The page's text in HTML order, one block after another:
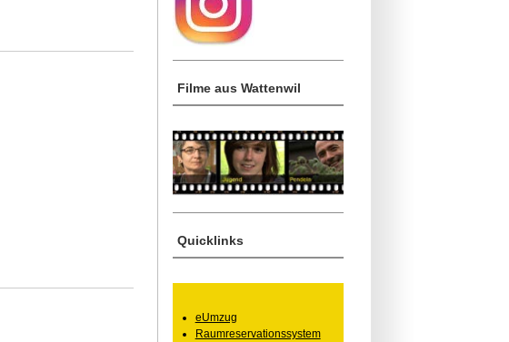
Filme aus Wattenwil
Quicklinks
eUmzug
Raumreservationssystem